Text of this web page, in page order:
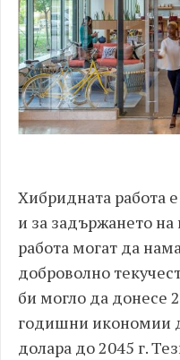
Хибридната работа
и за задържането
работа могат да
доброволно
би могло да донесе
годишни икономии
долара до 2045 г.